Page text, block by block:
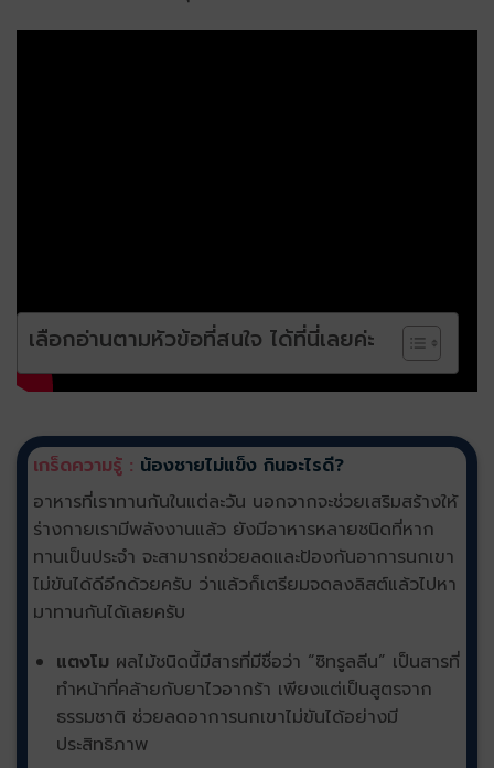
เลือกอ่านตามหัวข้อที่สนใจ ได้ที่นี่เลยค่ะ
เกร็ดความรู้ : น้องชายไม่แข็ง กินอะไรดี?
อาหารที่เราทานกันในแต่ละวัน นอกจากจะช่วยเสริมสร้างให้
ร่างกายเรามีพลังงานแล้ว ยังมีอาหารหลายชนิดที่หาก
ทานเป็นประจำ จะสามารถช่วยลดและป้องกันอาการนกเขา
ไม่ขันได้ดีอีกด้วยครับ ว่าแล้วก็เตรียมจดลงลิสต์แล้วไปหา
มาทานกันได้เลยครับ
แตงโม ผลไม้ชนิดนี้มีสารที่มีชื่อว่า “ซิทรูลลีน” เป็นสารที่
ทำหน้าที่คล้ายกับยาไวอากร้า เพียงแต่เป็นสูตรจาก
ธรรมชาติ ช่วยลดอาการนกเขาไม่ขันได้อย่างมี
ประสิทธิภาพ